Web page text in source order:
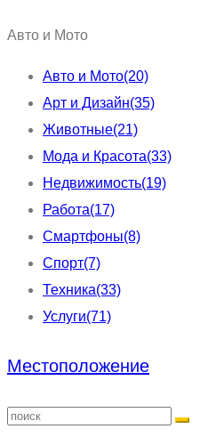
Авто и Мото
Авто и Мото(20)
Арт и Дизайн(35)
Животные(21)
Мода и Красота(33)
Недвижимость(19)
Работа(17)
Смартфоны(8)
Спорт(7)
Техника(33)
Услуги(71)
Местоположение